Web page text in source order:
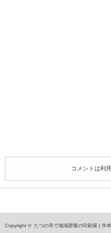
コメントは利
Copyright © たつの市で地域密着の印刷屋 | 作